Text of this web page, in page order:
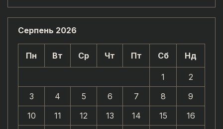
Серпень 2026
Пн Вт Ср Чт Пт Сб Нд
1
2
3
4 5 6 7 8
9
10
11 12 13 14 15
16